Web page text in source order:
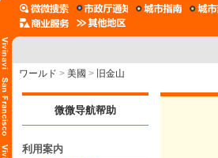
ワールド > 美國 > 旧金山
微微导航帮助
利用案内